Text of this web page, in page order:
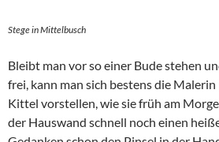
Stege in Mittelbusch
Bleibt man vor so einer Bude stehen
frei, kann man sich bestens die
Kittel vorstellen, wie sie früh am
der Hauswand schnell noch einen